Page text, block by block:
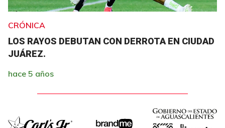
CRÓNICA
LOS RAYOS DEBUTAN CON DERROTA EN CIUDAD
JUÁREZ.
hace 5 años